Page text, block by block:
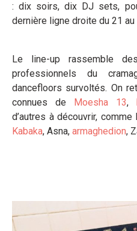
: dix soirs, dix DJ sets,
dernière ligne droite du 21
Le line-up rassemble
professionnels du
dancefloors survoltés. On
connues de
Moesha 13,
d’autres à découvrir,
Kabaka, Asna, armaghedion,